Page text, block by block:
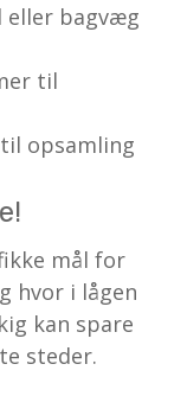
eller bagvæg
til
opsamling
mål for
hvor i lågen
kan spare
steder.